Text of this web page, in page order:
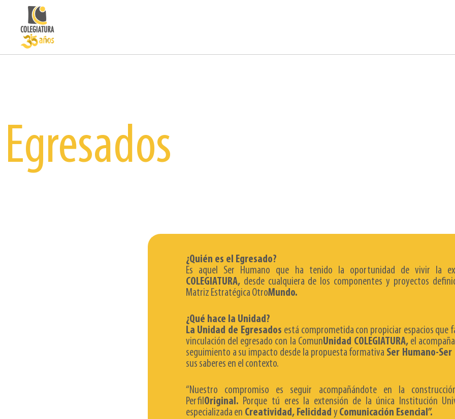
Egresados
¿Quién es el Egresado?
Es aquel Ser Humano que ha tenido la oportunidad de vivir la
COLEGIATURA,desde cualquiera de los componentes y proyectos
Matriz Estratégica OtroMundo.
¿Qué hace la Unidad?
La Unidad de Egresados está comprometida con propiciar espacios que
vinculación del egresado con la ComunUnidad COLEGIATURA,el
seguimiento a su impacto desde la propuesta formativa Ser Humano-
sus saberes en el contexto.
“Nuestro compromiso es seguir acompañándote en la
PerfilOriginal. Porque tú eres la extensión de la única Institución
especializada en Creatividad, Felicidad yComunicación Esencial”.